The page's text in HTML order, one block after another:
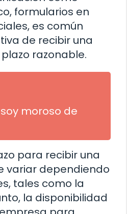
formularios en
es común
de recibir una
razonable.
moroso de
para recibir una
variar dependiendo
tales como la
la disponibilidad